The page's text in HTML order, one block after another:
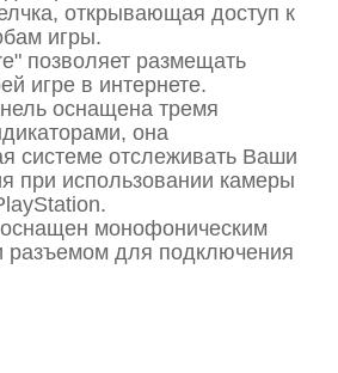
открывающая доступ к
игры.
позволяет размещать
игре в интернете.
оснащена тремя
она
системе отслеживать Ваши
при использовании камеры
монофоническим
разъемом для подключения